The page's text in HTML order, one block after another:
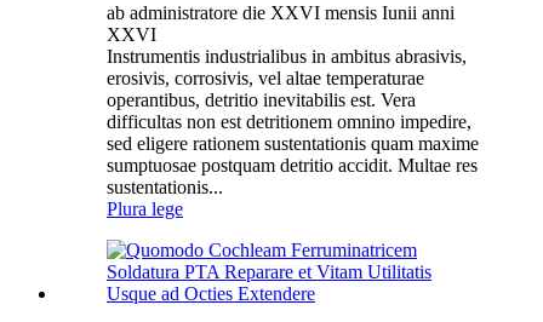
ab administratore die XXVI mensis Iunii anni
XXVI
Instrumentis industrialibus in ambitus abrasivis,
erosivis, corrosivis, vel altae temperaturae
operantibus, detritio inevitabilis est. Vera
difficultas non est detritionem omnino impedire,
sed eligere rationem sustentationis quam maxime
sumptuosae postquam detritio accidit. Multae res
sustentationis...
Plura lege